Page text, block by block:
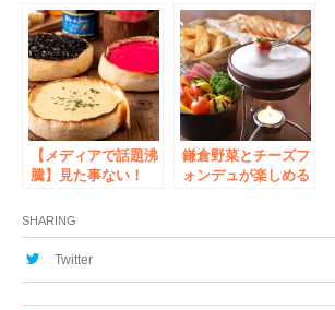
【メディアで話題沸
騰】見た事ない！
ピザ」が降臨！2019
年の”動画映え”はこ
れで決まり！？
鎌倉野菜とチーズフ
ォンデュが楽しめる
ら花畑牧場チーズを
SHARING
Twitter